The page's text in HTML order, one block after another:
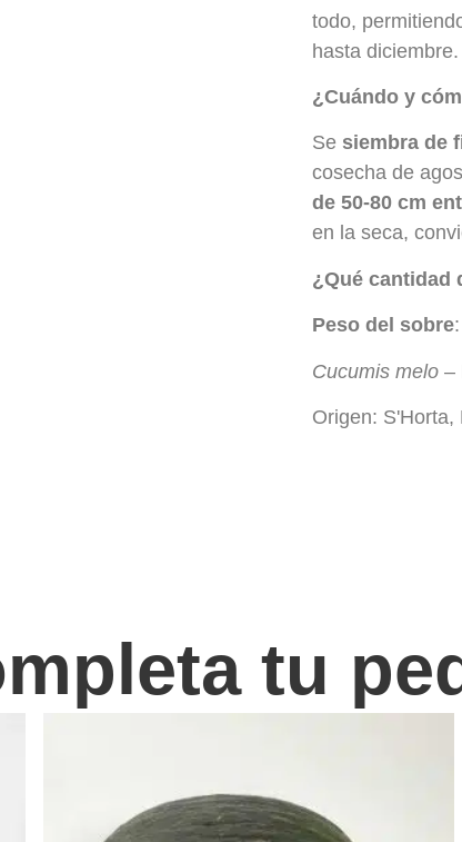
todo,
hasta diciembre.
¿Cuándo y
Se siembra de
cosecha de
de 50-80 cm
en la seca,
¿Qué cantidad
Peso del sobre
Cucumis melo –
Origen: S'Horta,
tu